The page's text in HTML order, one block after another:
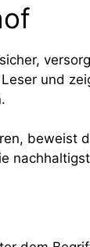
und
beweist